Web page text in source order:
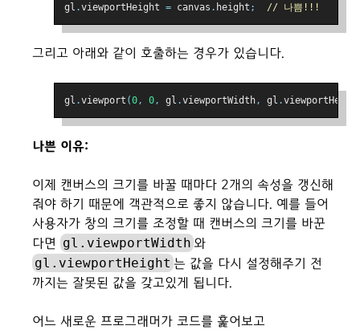
gl .viewportHeight = canvas . height ; // 나쁨!!!
그리고 아래와 같이 호출하는 경우가 있습니다.
gl .viewport (0, 0, gl .viewportWidth, gl .
나쁜 이유:
이제 캔버스의 크기를 바꿀 때마다 2개의 속성을 갱신해
줘야 하기 때문에 객관적으로 좋지 않습니다. 예를 들어
사용자가 창의 크기를 조정할 때 캔버스의 크기를 바꾼
다면 gl.viewportWidth 와
gl.viewportHeight 는 값을 다시 설정해주기 전
까지는 잘못된 값을 갖고있게 됩니다.
어느 새로운 프로그래머가 코드를 훑어보고